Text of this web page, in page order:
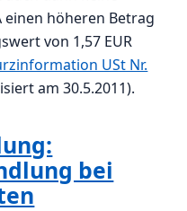
höheren Betrag
von 1,57 EUR
USt Nr.
am 30.5.2011).
bei